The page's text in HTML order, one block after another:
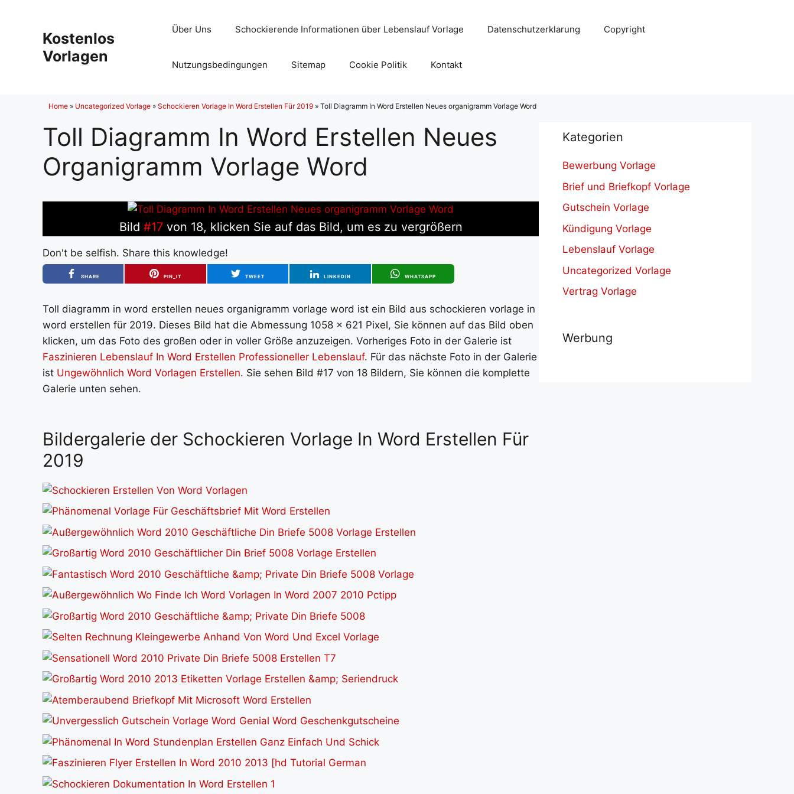
Kostenlos
Vorlagen
Über Uns Schockierende Informationen über Lebenslauf Vorlage Datenschutzerklarung Copyright
Nutzungsbedingungen Sitemap Cookie Politik Kontakt
Home » Uncategorized Vorlage » Schockieren Vorlage In Word Erstellen Für 2019 » Toll Diagramm In Word Erstellen Neues organigramm Vorlage Word
Toll Diagramm In Word Erstellen Neues
Organigramm Vorlage Word
Bild #17von 18, klicken Sie auf das Bild, um es zu vergrößern
Don't be selfish. Share this knowledge!
SHARE PIN_IT TWEET LINKEDIN WHATSAPP
Toll diagramm in word erstellen neues organigramm vorlage word ist ein Bild aus schockieren vorlage in
word erstellen für 2019. Dieses Bild hat die Abmessung 1058 x 621 Pixel, Sie können auf das Bild oben
klicken, um das Foto des großen oder in voller Größe anzuzeigen. Vorheriges Foto in der Galerie ist
Faszinieren Lebenslauf In Word Erstellen Professioneller Lebenslauf. Für das nächste Foto in der Galerie
ist Ungewöhnlich Word Vorlagen Erstellen. Sie sehen Bild #17 von 18 Bildern, Sie können die komplette
Galerie unten sehen.
Bildergalerie der Schockieren Vorlage In Word Erstellen Für
2019
Kategorien
Bewerbung Vorlage
Brief und Briefkopf Vorlage
Gutschein Vorlage
Kündigung Vorlage
Lebenslauf Vorlage
Uncategorized Vorlage
Vertrag Vorlage
Werbung